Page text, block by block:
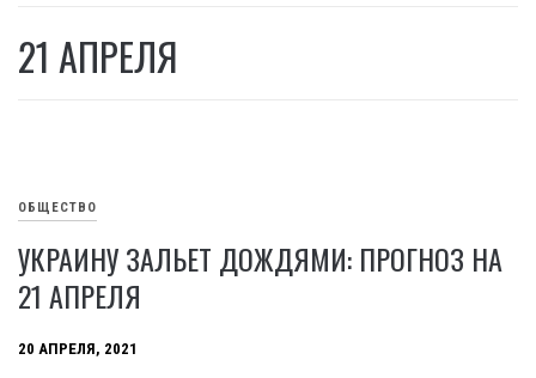
21 АПРЕЛЯ
ОБЩЕСТВО
УКРАИНУ ЗАЛЬЕТ ДОЖДЯМИ: ПРОГНОЗ НА
21 АПРЕЛЯ
20 АПРЕЛЯ, 2021